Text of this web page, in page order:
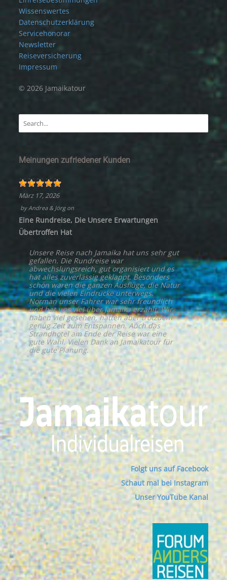
Wissenswertes
Datenschutzerklärung
Servicehonorar
Newsletter
Reiseversicherung
Impressum
© 2026 Jamaikatour
Meinungen zufriedener Kunden
März 17, 2026
byAndrea & Jörgon
Eine Rundreise, Die Unsere Erwartungen
Übertroffen Hat
Unsere Reise nach Jamaika hat uns sehr gut
gefallen. Die Rundreise war
abwechslungsreich, gut organisiert und es
hat alles zuverlässig geklappt. Besonders
schön waren die ganzen Ausflüge, die Natur
und die vielen Eindrücke unterwegs.
Norman unser Fahrer war sehr freundlich
und hat uns viel über Jamaika erzählt. Wir
haben viel gesehen, hatten aber trotzdem
genug Zeit zum Entspannen. Auch das
Strandhotel am Ende der Reise war eine
gute Wahl. Vielen Dank an Jamaikatour für
die gute Planung.
Folgt uns auf Facebook
Schaut mal bei Instagram
Unser YouTube Kanal